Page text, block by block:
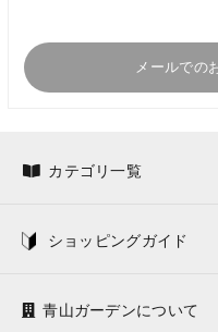
メールでの
カテゴリ一覧
ショッピングガイド
青山ガーデンについて